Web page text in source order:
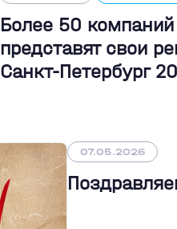
Более 50
представят свои
Санкт-Петербург
07.05.2026